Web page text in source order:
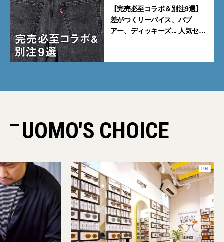
【完売必至コラボ＆別注9選】
差がつくリーバイス、バブ
アー、ディッキーズ... 人気セレ
UOMO'S CHOICE